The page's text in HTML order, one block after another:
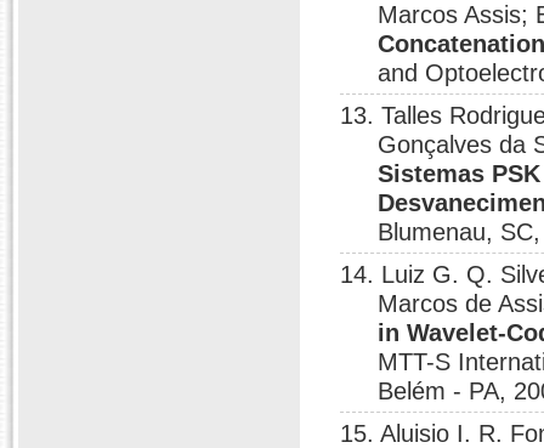
Marcos Assis;
and
13. Talles
Gonçalves da
Sistemas
Blumenau,
14. Luiz G. Q.
Marcos de
in Wavelet-
MTT-S
Belém - PA,
15. Aluisio I. R.